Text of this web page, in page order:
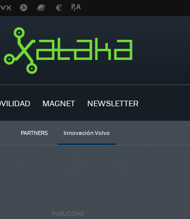
MAGNET NEWSLETTER
PARTNERS Innovación Volvo